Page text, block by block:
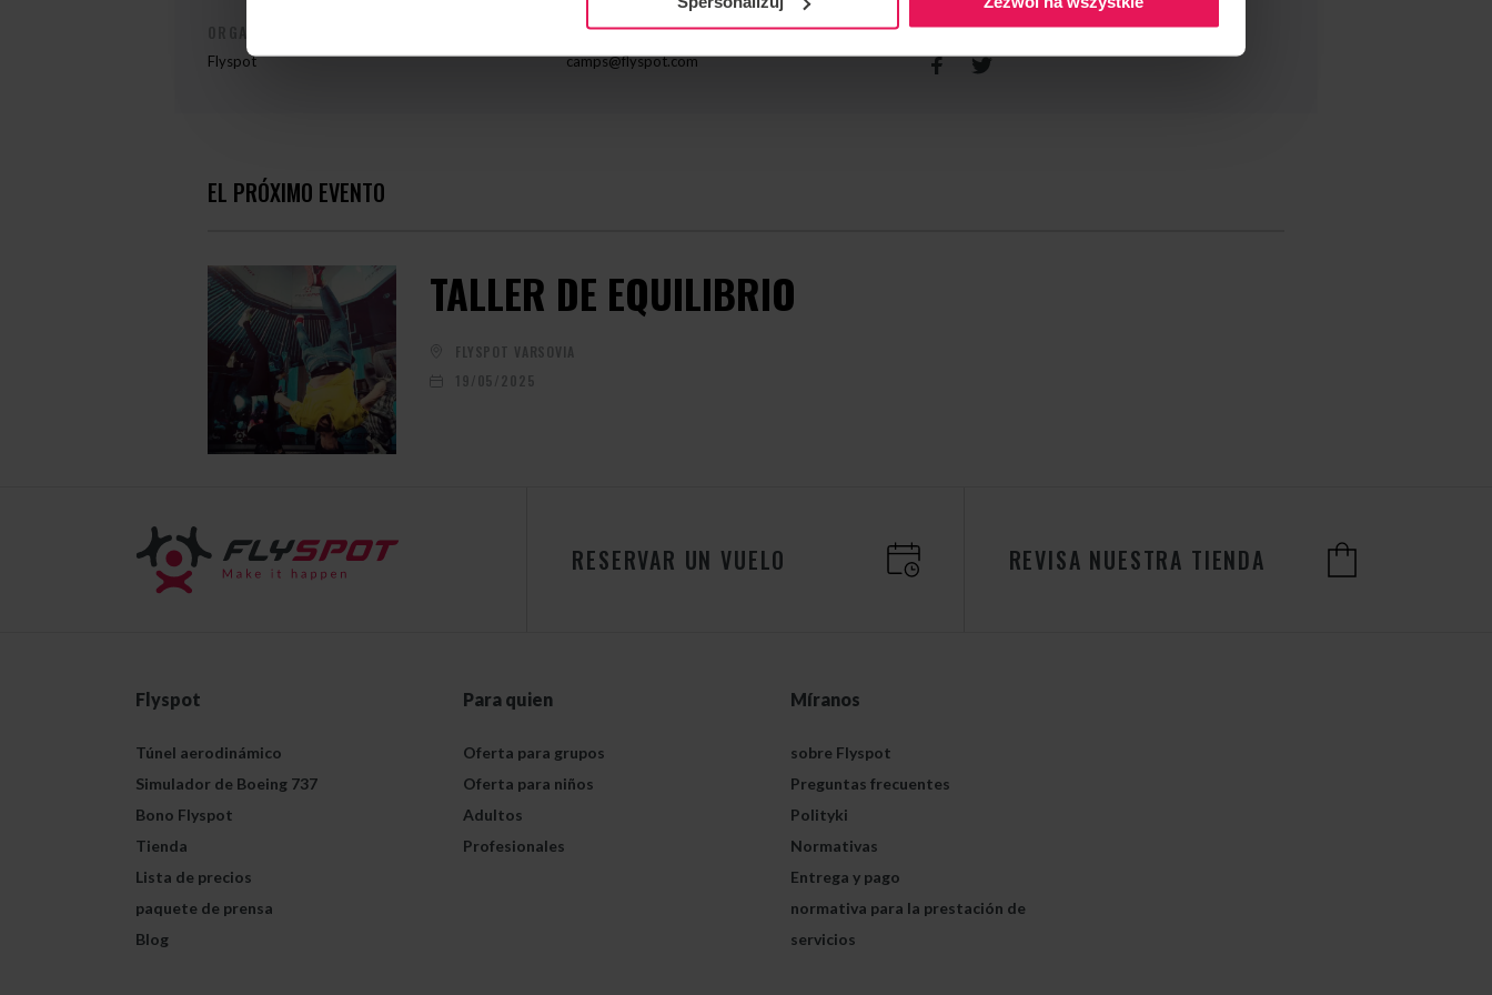
Flyspot
CONTACTO CON RESPECTO AL EVENTO
camps@flyspot.com
RECOMENDAR ESTE EVENTO
EL PRÓXIMO EVENTO
TALLER DE EQUILIBRIO
FLYSPOT VARSOVIA
19/05/2025
RESERVAR UN VUELO REVISA NUESTRA TIENDA
Flyspot
Túnel aerodinámico
Simulador de Boeing 737
Bono Flyspot
Tienda
Lista de precios
paquete de prensa
Blog
Para quien
Oferta para grupos
Oferta para niños
Adultos
Profesionales
Míranos
sobre Flyspot
Preguntas frecuentes
Polityki
Normativas
Entrega y pago
normativa para la prestación de
servicios